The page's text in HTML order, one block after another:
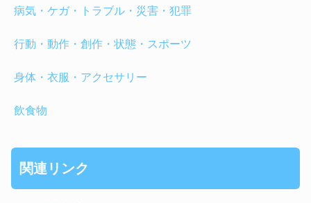
病気・ケガ・トラブル・災害・犯罪
行動・動作・創作・状態・スポーツ
身体・衣服・アクセサリー
飲食物
関連リンク